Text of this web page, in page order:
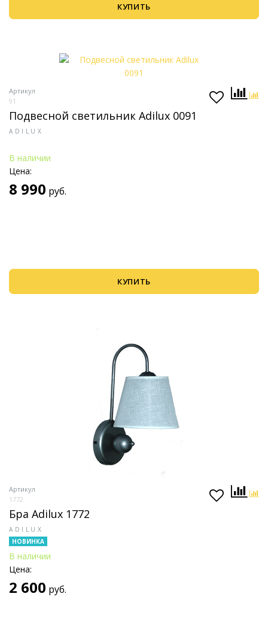
КУПИТЬ
Артикул
91
Подвесной светильник Adilux 0091
ADILUX
В наличии
Цена:
8 990 руб.
КУПИТЬ
Артикул
1772
Бра Adilux 1772
ADILUX
НОВИНКА
В наличии
Цена:
2 600 руб.